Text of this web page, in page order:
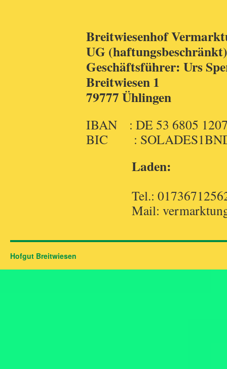
Breitwiesenhof
UG (haftungsbeschränkt)
Geschäftsführer: Urs
Breitwiesen 1
79777 Ühlingen
IBAN : DE 53 6805
BIC :
Laden:
Tel.:
Mail:
Hofgut Breitwiesen